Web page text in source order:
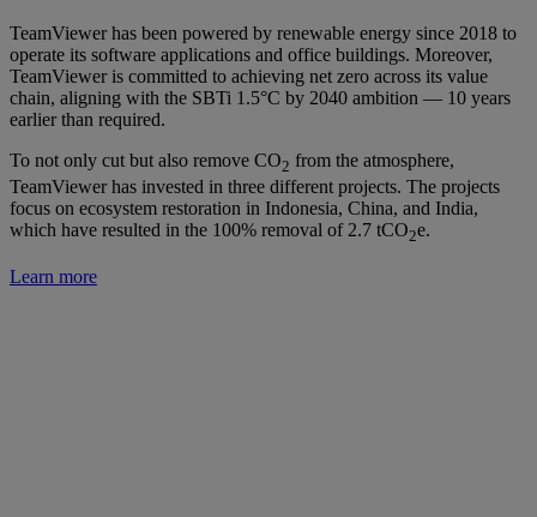
TeamViewer has been powered by renewable energy since 2018 to
operate its software applications and office buildings. Moreover,
TeamViewer is committed to achieving net zero across its value
chain, aligning with the SBTi 1.5°C by 2040 ambition — 10 years
earlier than required.
To not only cut but also remove CO2 from the atmosphere,
TeamViewer has invested in three different projects. The projects
focus on ecosystem restoration in Indonesia, China, and India,
which have resulted in the 100% removal of 2.7 tCO2e.
Learn more